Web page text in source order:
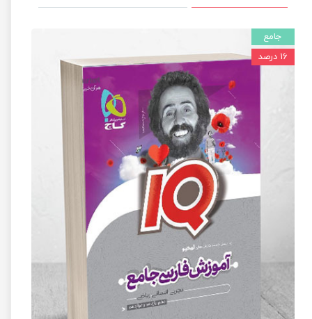
جامع
۱۶ درصد